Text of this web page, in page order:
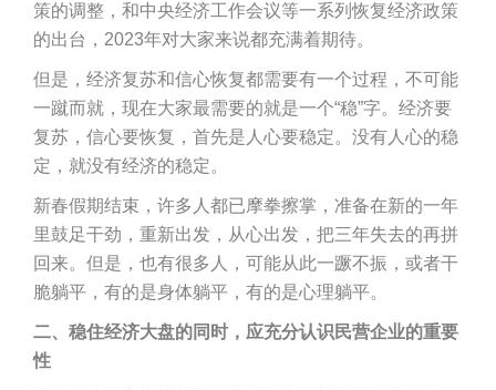
策的调整，和中央经济工作会议等一系列恢复经济政策
的出台，2023年对大家来说都充满着期待。
但是，经济复苏和信心恢复都需要有一个过程，不可能
一蹴而就，现在大家最需要的就是一个“稳”字。经济要
复苏，信心要恢复，首先是人心要稳定。没有人心的稳
定，就没有经济的稳定。
新春假期结束，许多人都已摩拳擦掌，准备在新的一年
里鼓足干劲，重新出发，从心出发，把三年失去的再拼
回来。但是，也有很多人，可能从此一蹶不振，或者干
脆躺平，有的是身体躺平，有的是心理躺平。
二、 稳住经济大盘的同时，应充分认识民营企业的重要
性